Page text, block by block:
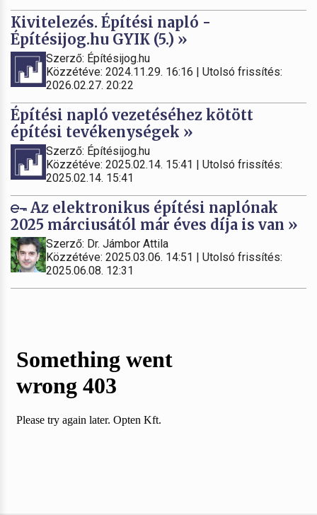
Kivitelezés. Építési napló -
Építésijog.hu GYIK (5.) »
Szerző: Építésijog.hu
Közzétéve: 2024.11.29. 16:16 | Utolsó frissítés:
2026.02.27. 20:22
Építési napló vezetéséhez kötött
építési tevékenységek »
Szerző: Építésijog.hu
Közzétéve: 2025.02.14. 15:41 | Utolsó frissítés:
2025.02.14. 15:41
Az elektronikus építési naplónak
2025 márciusától már éves díja is van »
Szerző: Dr. Jámbor Attila
Közzétéve: 2025.03.06. 14:51 | Utolsó frissítés:
2025.06.08. 12:31